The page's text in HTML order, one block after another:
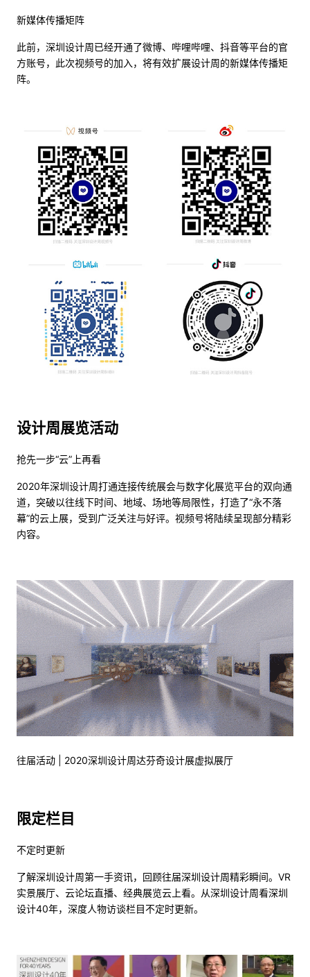
新媒体传播矩阵
此前，深圳设计周已经开通了微博、哔哩哔哩、抖音等平台的官
方账号，此次视频号的加入，将有效扩展设计周的新媒体传播矩
阵。
设计周展览活动
抢先一步“云”上再看
2020年深圳设计周打通连接传统展会与数字化展览平台的双向通
道，突破以往线下时间、地域、场地等局限性，打造了“永不落
幕”的云上展，受到广泛关注与好评。视频号将陆续呈现部分精彩
内容。
往届活动 | 2020深圳设计周达芬奇设计展虚拟展厅
限定栏目
不定时更新
了解深圳设计周第一手资讯，回顾往届深圳设计周精彩瞬间。VR
实景展厅、云论坛直播、经典展览云上看。从深圳设计周看深圳
设计40年，深度人物访谈栏目不定时更新。